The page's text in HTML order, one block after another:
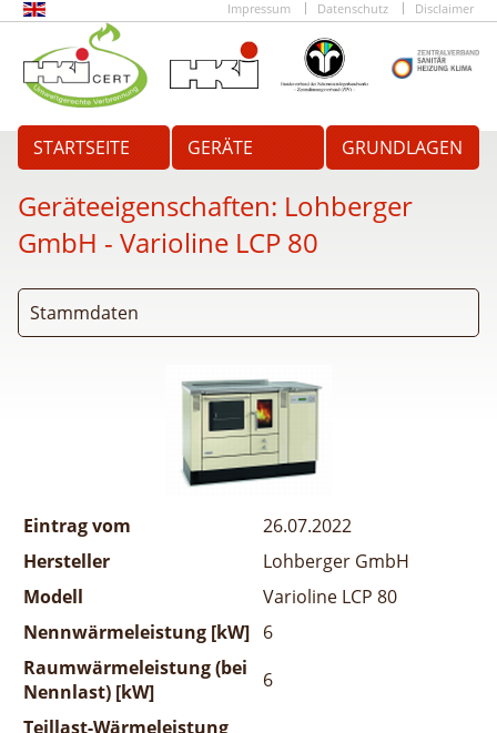
Impressum Datenschutz Disclaimer
STARTSEITE GERÄTE GRUNDLAGEN
Geräteeigenschaften: Lohberger
GmbH - Varioline LCP 80
Stammdaten
Eintrag vom
26.07.2022
Hersteller
Lohberger GmbH
Modell
Varioline LCP 80
Nennwärmeleistung [kW] 6
Raumwärmeleistung (bei
Nennlast) [kW]
6
Teillast-Wärmeleistung